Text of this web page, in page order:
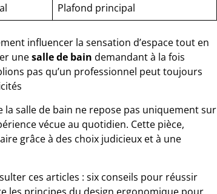
Plafond principal
influencer la sensation d’espace tout en
unesalle de bain demandant à la fois
pas qu’un professionnel peut toujours
la salle de bain ne repose pas uniquement sur
vécue au quotidien. Cette pièce,
grâce à des choix judicieux et à une
ces articles : six conseils pour réussir
les principes du design ergonomique pour